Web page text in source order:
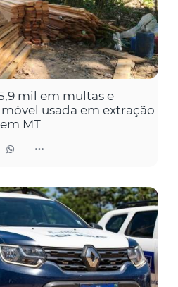
mil em multas e
usada em extração
MT